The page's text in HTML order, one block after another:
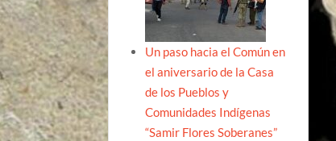
Un paso hacia el Común en
el aniversario de la Casa
de los Pueblos y
Comunidades Indígenas
“Samir Flores Soberanes”